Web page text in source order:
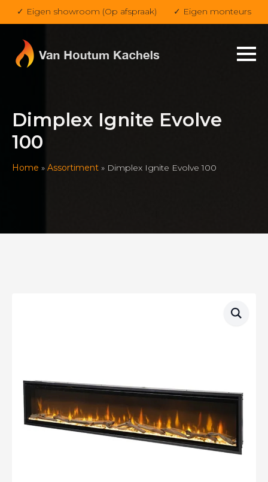
✓ Eigen showroom (Op afspraak) ✓ Eigen monteurs
Dimplex Ignite Evolve
100
Home » Assortiment » Dimplex Ignite Evolve 100